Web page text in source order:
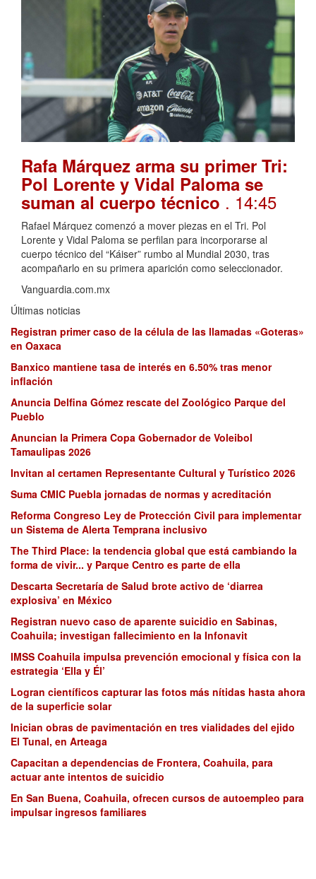
Rafa Márquez arma su primer Tri:
Pol Lorente y Vidal Paloma se
suman al cuerpo técnico . 14:45
Rafael Márquez comenzó a mover piezas en el Tri. Pol
Lorente y Vidal Paloma se perfilan para incorporarse al
cuerpo técnico del “Káiser” rumbo al Mundial 2030, tras
acompañarlo en su primera aparición como seleccionador.
Vanguardia.com.mx
Últimas noticias
Registran primer caso de la célula de las llamadas «Goteras»
en Oaxaca
Banxico mantiene tasa de interés en 6.50% tras menor
inflación
Anuncia Delfina Gómez rescate del Zoológico Parque del
Pueblo
Anuncian la Primera Copa Gobernador de Voleibol
Tamaulipas 2026
Invitan al certamen Representante Cultural y Turístico 2026
Suma CMIC Puebla jornadas de normas y acreditación
Reforma Congreso Ley de Protección Civil para implementar
un Sistema de Alerta Temprana inclusivo
The Third Place: la tendencia global que está cambiando la
forma de vivir... y Parque Centro es parte de ella
Descarta Secretaría de Salud brote activo de ‘diarrea
explosiva’ en México
Registran nuevo caso de aparente suicidio en Sabinas,
Coahuila; investigan fallecimiento en la Infonavit
IMSS Coahuila impulsa prevención emocional y física con la
estrategia ‘Ella y Él’
Logran científicos capturar las fotos más nítidas hasta ahora
de la superficie solar
Inician obras de pavimentación en tres vialidades del ejido
El Tunal, en Arteaga
Capacitan a dependencias de Frontera, Coahuila, para
actuar ante intentos de suicidio
En San Buena, Coahuila, ofrecen cursos de autoempleo para
impulsar ingresos familiares